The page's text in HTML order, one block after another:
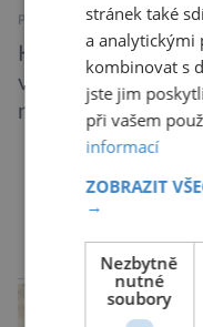
PŘÍRODA
Kriticky ohrožený
významně posílil
množství hrabošů.
může být
srpna jim to
(ÚKZÚZ)
zemědělství.
je mnoho
stránek také
a analytickými
kombinovat s
jste jim
při vašem
informací
ZOBRAZIT
→
Nezbytně
nutné
soubory